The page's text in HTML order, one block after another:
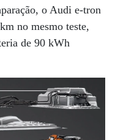
o Audi e-tron
no mesmo teste,
de 90 kWh